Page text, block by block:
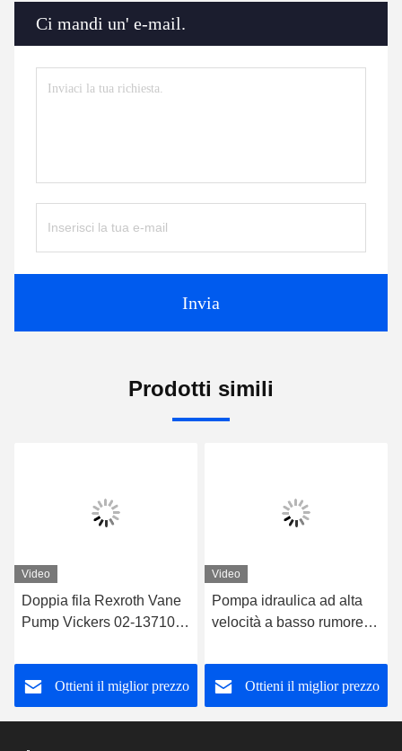
Ci mandi un' e-mail.
Invia
Prodotti simili
Video
Doppia fila Rexroth Vane
Pump Vickers 02-137106-
Ottieni il miglior prezzo
Video
Pompa idraulica ad alta
velocità a basso rumore,
Vickers
Ottieni il miglior prezzo